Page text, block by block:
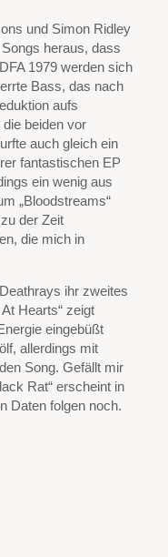
und Simon Ridley
heraus, dass
1979 werden sich
Bass, das nach
aufs
beiden vor
auch gleich ein
fantastischen EP
ein wenig aus
„Bloodstreams“
der Zeit
die mich in
ihr zweites
Hearts“ zeigt
eingebüßt
allerdings mit
Song. Gefällt mir
Rat“ erscheint in
Daten folgen noch.